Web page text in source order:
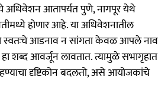
अधिवेशन आतापर्यंत पुणे, नागपूर येथे
होणार आहे. या अधिवेशनातील
स्वतःचे आडनाव न सांगता केवळ आपले नाव
शब्द आवर्जून लावतात. त्यामुळे सभागृहात
दृष्टिकोन बदलतो, असे आयोजकांचे